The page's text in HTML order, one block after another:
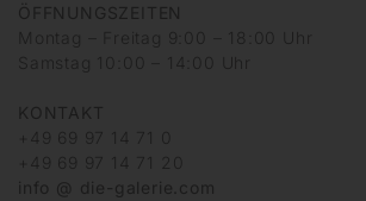
ÖFFNUNGSZEITEN
Montag – Freitag 9:00 – 18:00 Uhr
Samstag 10:00 – 14:00 Uhr
KONTAKT
+49 69 97 14 71 0
+49 69 97 14 71 20
info @ die-galerie.com